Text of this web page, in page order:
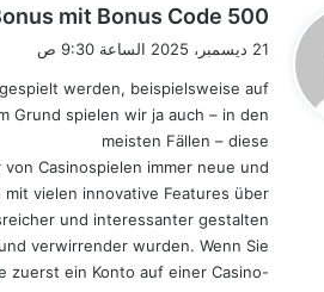
ي
ق
ل
500 Euro Bonus mit Bonus Code
21 ديسمبر، 2025 الساعة 9:30 ص
werden, beispielsweise auf
Grund spielen wir ja auch – in den
meisten Fällen – diese
Casinospielen immer neue und
vielen innovative Features über
und interessanter gestalten,
verwirrender wurden. Wenn Sie
zuerst ein Konto auf einer Casino-